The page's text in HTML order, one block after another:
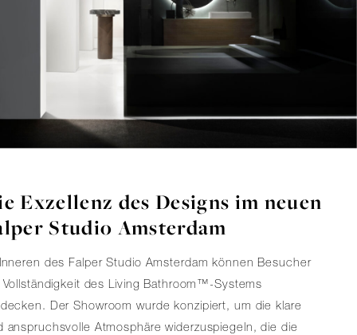
Exzellenz des Designs im neuen
Studio Amsterdam
des Falper Studio Amsterdam können Besucher
Vollständigkeit des Living Bathroom™-Systems
Der Showroom wurde konzipiert, um die klare
anspruchsvolle Atmosphäre widerzuspiegeln, die die